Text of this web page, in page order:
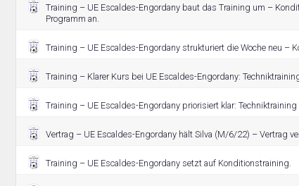
Training – UE Escaldes-Engordany baut das Training um –
Programm an.
Training – UE Escaldes-Engordany strukturiert die Woche neu –
Training – Klarer Kurs bei UE Escaldes-Engordany:
Training – UE Escaldes-Engordany priorisiert klar: Techniktraining
Vertrag – UE Escaldes-Engordany hält Silva (M/6/22) – Vertrag
Training – UE Escaldes-Engordany setzt auf Konditionstraining.